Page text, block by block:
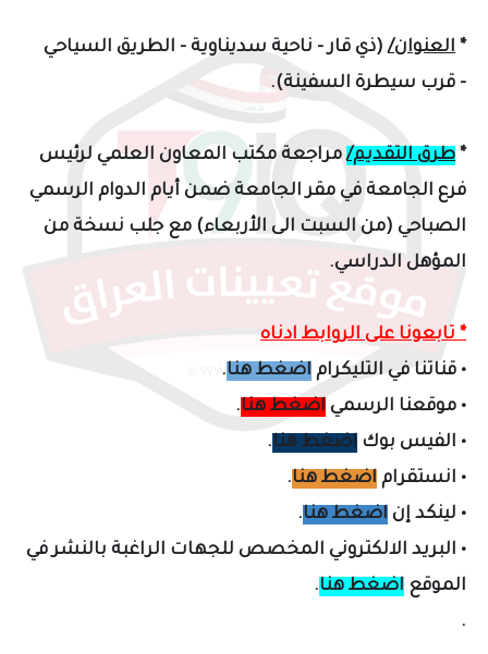
* العنوان/(ذي قار - ناحية سديناوية - الطريق السياحي
- قرب سيطرة السفينة).
* طرق التقديم/ مراجعة مكتب المعاون العلمي لرئيس
فرع الجامعة في مقر الجامعة ضمن أيام الدوام الرسمي
الصباحي (من السبت الى الأربعاء) مع جلب نسخة من
المؤهل الدراسي.
* تابعونا على الروابط ادناه
• قناتنا في التليكرام اضغط هنا.
• موقعنا الرسمي اضغط هنا.
• الفيس بوك اضغط هنا.
• انستقرام اضغط هنا.
• لينكد إن اضغط هنا.
• البريد الالكتروني المخصص للجهات الراغبة بالنشر في
الموقع اضغط هنا.
.